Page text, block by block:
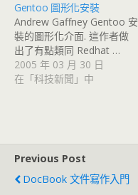
Gentoo 圖形化安裝
Andrew Gaffney Gentoo 安
裝的圖形化介面. 這作者做
出了有點類同 Redhat …
2005 年 03 月 30 日
在「科技新聞」中
Previous Post
DocBook 文件寫作入門